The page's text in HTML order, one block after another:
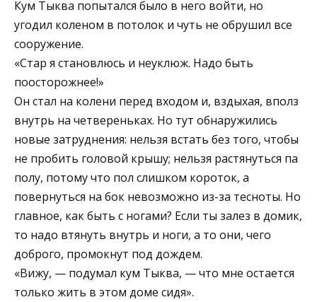
Кум Тыква попытался было в него войти, но
угодил коленом в потолок и чуть не обрушил все
сооружение.
«Стар я становлюсь и неуклюж. Надо быть
поосторожнее!»
Он стал на колени перед входом и, вздыхая, вполз
внутрь на четвереньках. Но тут обнаружились
новые затруднения: нельзя встать без того, чтобы
не пробить головой крышу; нельзя растянуться па
полу, потому что пол слишком короток, а
повернуться на бок невозможно из-за тесноты. Но
главное, как быть с ногами? Если ты залез в домик,
то надо втянуть внутрь и ноги, а то они, чего
доброго, промокнут под дождем.
«Вижу, — подумал кум Тыква, — что мне остается
только жить в этом доме сидя».